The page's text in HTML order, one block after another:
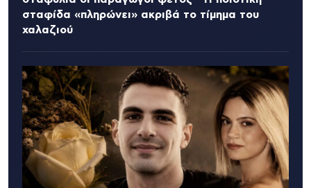
σταφίδα «πληρώνει» ακριβά το τίμημα του
χαλαζιού